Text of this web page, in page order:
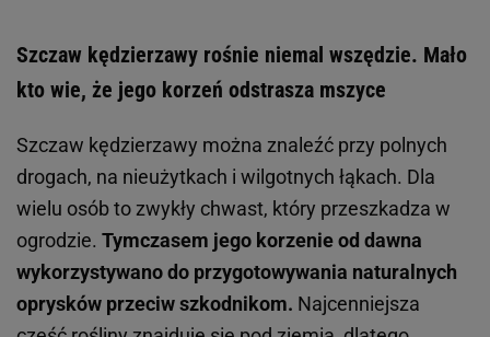
Szczaw kędzierzawy rośnie niemal wszędzie. Mało
kto wie, że jego korzeń odstrasza mszyce
Szczaw kędzierzawy można znaleźć przy polnych
drogach, na nieużytkach i wilgotnych łąkach. Dla
wielu osób to zwykły chwast, który przeszkadza w
ogrodzie. Tymczasem jego korzenie od dawna
wykorzystywano do przygotowywania naturalnych
oprysków przeciw szkodnikom. Najcenniejsza